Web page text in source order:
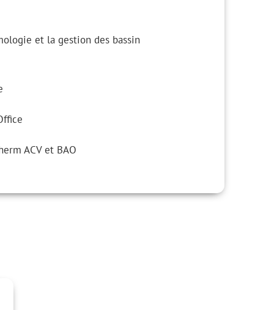
et la gestion des bassin
ACV et BAO